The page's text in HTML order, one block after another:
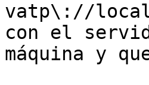
vatp\://
con el
máquina y